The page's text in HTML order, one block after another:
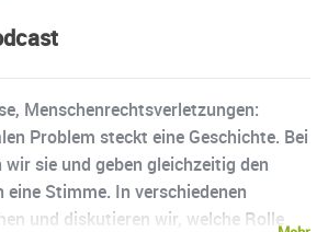
Menschenrechtsverletzungen:
Problem steckt eine Geschichte. Bei
sie und geben gleichzeitig den
Stimme. In verschiedenen
und diskutieren wir, welche Rolle